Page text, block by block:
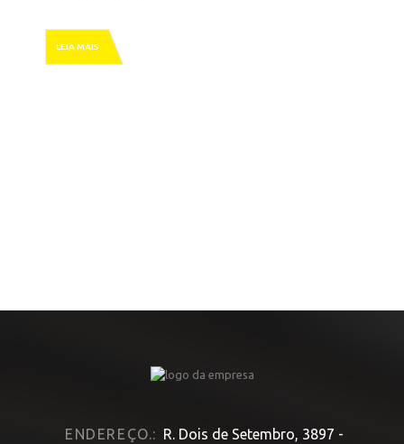
HOME
LEIA MAIS
ENDEREÇO.: R. Dois de Setembro, 3897 -